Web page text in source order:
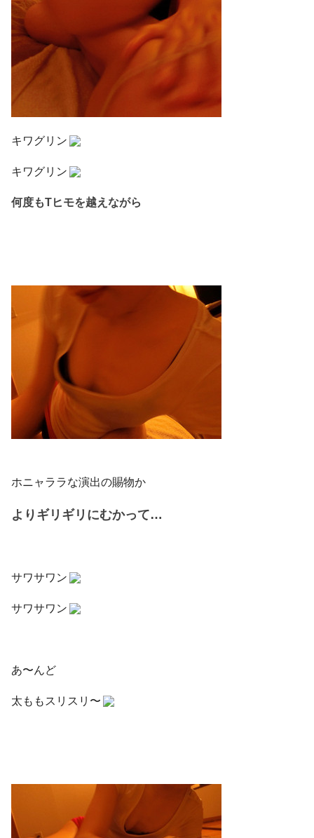
キワグリン
キワグリン
何度もTヒモを越えながら
ホニャララな演出の賜物か
よりギリギリにむかって…
サワサワン
サワサワン
あ〜んど
太ももスリスリ〜